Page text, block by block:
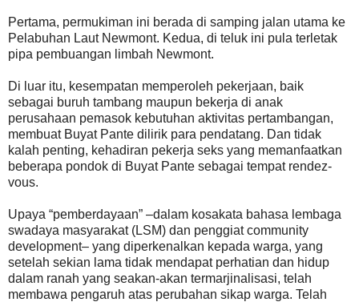
Pertama, permukiman ini berada di samping jalan utama ke
Pelabuhan Laut Newmont. Kedua, di teluk ini pula terletak
pipa pembuangan limbah Newmont.
Di luar itu, kesempatan memperoleh pekerjaan, baik
sebagai buruh tambang maupun bekerja di anak
perusahaan pemasok kebutuhan aktivitas pertambangan,
membuat Buyat Pante dilirik para pendatang. Dan tidak
kalah penting, kehadiran pekerja seks yang memanfaatkan
beberapa pondok di Buyat Pante sebagai tempat rendez-
vous.
Upaya “pemberdayaan” –dalam kosakata bahasa lembaga
swadaya masyarakat (LSM) dan penggiat community
development– yang diperkenalkan kepada warga, yang
setelah sekian lama tidak mendapat perhatian dan hidup
dalam ranah yang seakan-akan termarjinalisasi, telah
membawa pengaruh atas perubahan sikap warga. Telah